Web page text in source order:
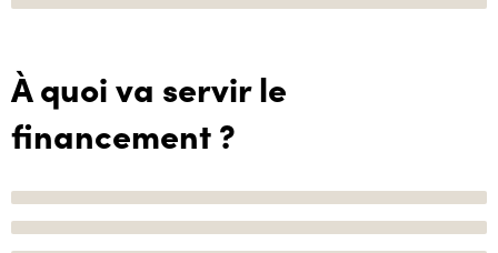
À quoi va servir le
financement ?